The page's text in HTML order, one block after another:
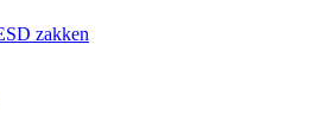
zakken